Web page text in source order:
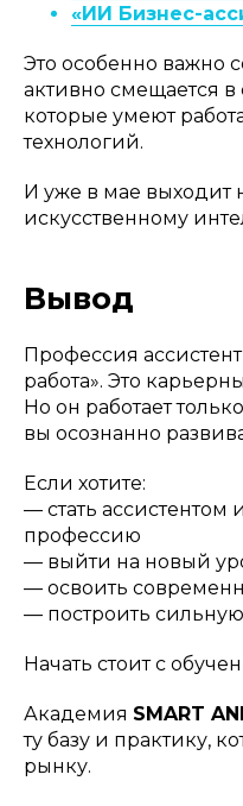
«ИИ Бизнес-
Это особенно важно
активно смещается в
которые умеют
технологий.
И уже в мае выходит
искусственному
Вывод
Профессия
работа». Это
Но он работает
вы осознанно
Если хотите:
— стать ассистентом
профессию
— выйти на новый
— освоить
— построить
Начать стоит с
Академия SMART
ту базу и практику,
рынку.